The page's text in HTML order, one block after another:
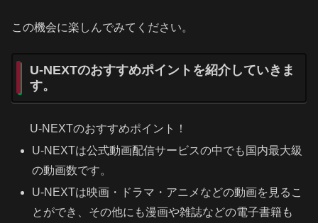
この機会に楽しんでみてください。
U-NEXTのおすすめポイントを紹介していきま
す。
U-NEXTのおすすめポイント！
U-NEXTは公式動画配信サービスの中でも国内最大級
の動画数です。
U-NEXTは映画・ドラマ・アニメなどの動画を見るこ
とができ、その他にも漫画や雑誌などの電子書籍も